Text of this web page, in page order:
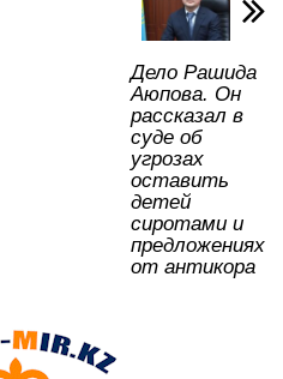
Дело Рашида
Аюпова. Он
рассказал в
суде об
угрозах
оставить
детей
сиротами и
предложениях
от антикора